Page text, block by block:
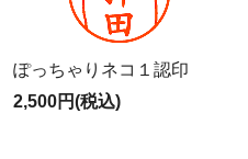
ぽっちゃりネコ１認印
2,500円(税込)